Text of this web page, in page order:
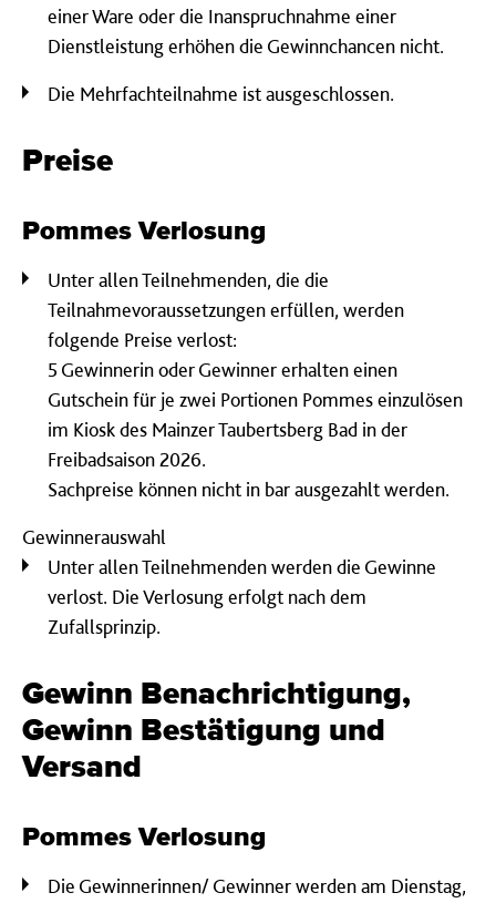
einer Ware oder die Inanspruchnahme einer
Dienstleistung erhöhen die Gewinnchancen nicht.
Die Mehrfachteilnahme ist ausgeschlossen.
Preise
Pommes Verlosung
Unter allen Teilnehmenden, die die
Teilnahmevoraussetzungen erfüllen, werden
folgende Preise verlost:
5 Gewinnerin oder Gewinner erhalten einen
Gutschein für je zwei Portionen Pommes einzulösen
im Kiosk des Mainzer Taubertsberg Bad in der
Freibadsaison 2026.
Sachpreise können nicht in bar ausgezahlt werden.
Gewinnerauswahl
Unter allen Teilnehmenden werden die Gewinne
verlost. Die Verlosung erfolgt nach dem
Zufallsprinzip.
Gewinn Benachrichtigung,
Gewinn Bestätigung und
Versand
Pommes Verlosung
Die Gewinnerinnen/ Gewinner werden am Dienstag,